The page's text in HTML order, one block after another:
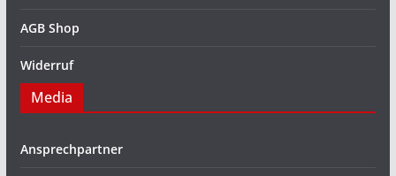
AGB Shop
Widerruf
Media
Ansprechpartner